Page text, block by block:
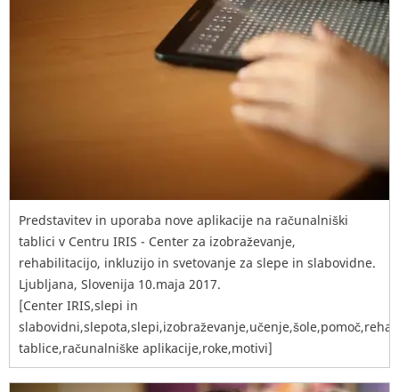
Predstavitev in uporaba nove aplikacije na računalniški
tablici v Centru IRIS - Center za izobraževanje,
rehabilitacijo, inkluzijo in svetovanje za slepe in slabovidne.
Ljubljana, Slovenija 10.maja 2017.
[Center IRIS,slepi in
tablice,računalniške aplikacije,roke,motivi]